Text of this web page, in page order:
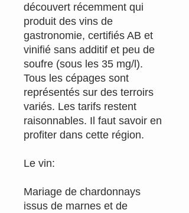
découvert récemment qui
produit des vins de
gastronomie, certifiés AB et
vinifié sans additif et peu de
soufre (sous les 35 mg/l).
Tous les cépages sont
représentés sur des terroirs
variés. Les tarifs restent
raisonnables. Il faut savoir en
profiter dans cette région.
Le vin:
Mariage de chardonnays
issus de marnes et de